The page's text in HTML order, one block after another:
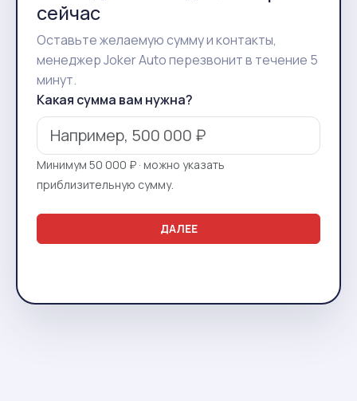
сейчас
Оставьте желаемую сумму и контакты,
менеджер Joker Auto перезвонит в течение 5
минут.
Какая сумма вам нужна?
Минимум 50 000 ₽ · можно указать
приблизительную сумму.
ДАЛЕЕ